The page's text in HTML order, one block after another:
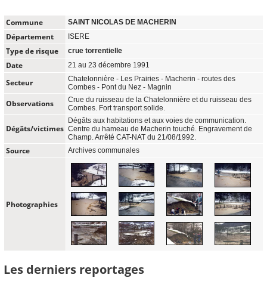
Commune SAINT NICOLAS DE MACHERIN
Département ISERE
Type de risque crue torrentielle
Date 21 au 23 décembre 1991
Secteur
Chatelonnière - Les Prairies - Macherin - routes des
Combes - Pont du Nez - Magnin
Observations
Crue du ruisseau de la Chatelonnière et du ruisseau des
Combes. Fort transport solide.
Dégâts/victimes
Dégâts aux habitations et aux voies de communication.
Centre du hameau de Macherin touché. Engravement de
Champ. Arrêté CAT-NAT du 21/08/1992.
Source Archives communales
Photographies
Les derniers reportages